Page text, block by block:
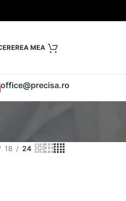
office@precisa.ro
18 24